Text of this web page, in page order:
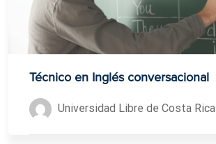
Técnico en Inglés conversacional
Universidad Libre de Costa Rica